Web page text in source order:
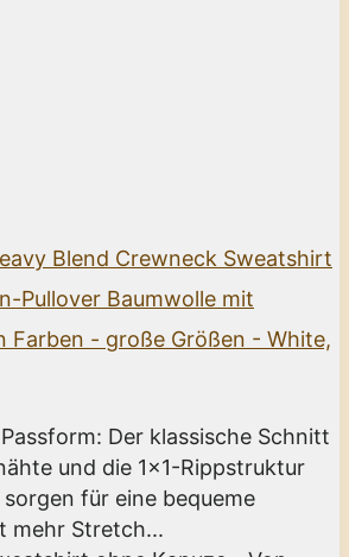
Blend Crewneck Sweatshirt
Pullover Baumwolle mit
Farben - große Größen - White,
Der klassische Schnitt
und die 1x1-Rippstruktur
für eine bequeme
mehr Stretch...